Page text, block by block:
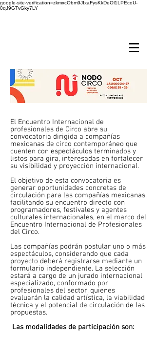
google-site-verification=zkmxcObm9JIxaFysKkDeOl1LPEcoU-
0qJ9GTvGky7LY
El Encuentro Internacional de
profesionales de Circo abre su
convocatoria dirigida a compañías
mexicanas de circo contemporáneo que
cuenten con espectáculos terminados y
listos para gira, interesadas en fortalecer
su visibilidad y proyección internacional.
El objetivo de esta convocatoria es
generar oportunidades concretas de
circulación para las compañías mexicanas,
facilitando su encuentro directo con
programadores, festivales y agentes
culturales internacionales, en el marco del
Encuentro Internacional de Profesionales
del Circo.
Las compañías podrán postular uno o más
espectáculos, considerando que cada
proyecto deberá registrarse mediante un
formulario independiente. La selección
estará a cargo de un jurado internacional
especializado, conformado por
profesionales del sector, quienes
evaluarán la calidad artística, la viabilidad
técnica y el potencial de circulación de las
propuestas.
Las modalidades de participación son: